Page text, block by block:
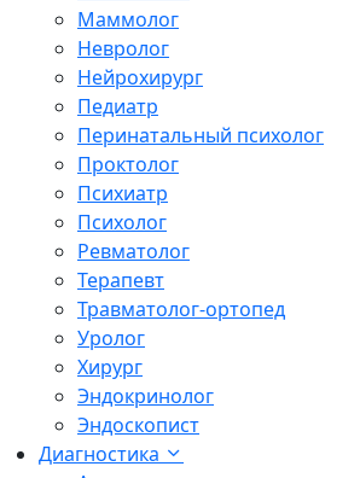
Маммолог
Невролог
Нейрохирург
Педиатр
Перинатальный психолог
Проктолог
Психиатр
Психолог
Ревматолог
Терапевт
Травматолог-ортопед
Уролог
Хирург
Эндокринолог
Эндоскопист
Диагностика